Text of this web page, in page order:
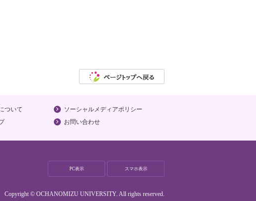
ついて ソーシャルメディアポリシー
お問い合わせ
PC表示 スマホ表示
Copyright © OCHANOMIZU UNIVERSITY. All rights reserved.